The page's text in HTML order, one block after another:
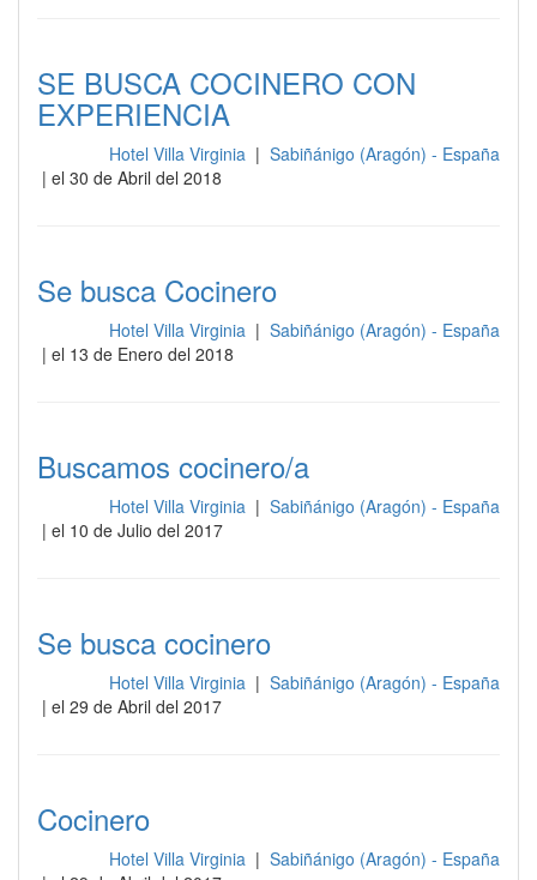
SE BUSCA COCINERO CON
EXPERIENCIA
Hotel Villa Virginia | Sabiñánigo (Aragón) - España
| el 30 de Abril del 2018
Se busca Cocinero
Hotel Villa Virginia | Sabiñánigo (Aragón) - España
| el 13 de Enero del 2018
Buscamos cocinero/a
Hotel Villa Virginia | Sabiñánigo (Aragón) - España
| el 10 de Julio del 2017
Se busca cocinero
Hotel Villa Virginia | Sabiñánigo (Aragón) - España
| el 29 de Abril del 2017
Cocinero
Hotel Villa Virginia | Sabiñánigo (Aragón) - España